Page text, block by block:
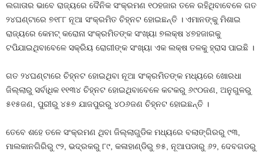
ଲଗାତାର ଭାବେ ରାଜ୍ୟରେ ଦୈନିକ ସଂକ୍ରମଣ ୧୦ହଜାର ତଳେ ରହିଥିବାବେଳେ ଗତ
୨୪ଘଣ୍ଟାରେ ୭୧୮୮ ନୂଆ ସଂକ୍ରମିତ ଚିହ୍ନଟ ହୋଇଛନ୍ତି । ଏମାନଙ୍କୁ ମିଶାଇ
ରାଜ୍ୟରେ କେମଟ୍‍ କରୋନା ସଂକ୍ରମିତଙ୍କ ସଂଖ୍ୟା ୭ଲକ୍ଷ ୪୭ହଜାରକୁ
ଟପିଯାଇଥିବାବେଳେ ସକ୍ରିୟ ରୋଗୀଙ୍କ ସଂଖ୍ୟା ଏକ ଲକ୍ଷ ତଳକୁ ହ୍ରାସ ପାଇଛି ।
ଗତ ୨୪ଘଣ୍ଟାରେ ଚିହ୍ନଟ ହୋଇଥିବା ନୂଆ ସଂକ୍ରମିତଙ୍କ ମଧ୍ୟରେ ଖୋରଧା
ଜିଲ୍ଲାରୁ ସର୍ବାଧିକ ୧୧୩୪ ଚିହ୍ନଟ ହୋଇଥିବାବେଳେ କଟକରୁ ୬୯୦ଜଣ, ଅନୁଗୁଳରୁ
୫୧୫ଜଣ, ପୁରୀରୁ ୪୫୭ ଯାଜପୁରରୁ ୪୦୬ଜଣ ଚିହ୍ନଟ ହୋଇଛନ୍ତି ।
ତେବେ ଶହେ ତଳେ ସଂକ୍ରମଣ ଥିବା ଜିଲ୍ଲାଗୁଡିକ ମଧ୍ୟରେ ବଲାଙ୍ଗିରରୁ ୯୩,
ମାଲକାନଗିରିରୁ ୯୨, ଭଦ୍ରକରୁ ୮୯, କଳାହାଣ୍ଡିରୁ ୭୫, ନୂଆପଡାରୁ ୬୨, ଦେବଗଡରୁ